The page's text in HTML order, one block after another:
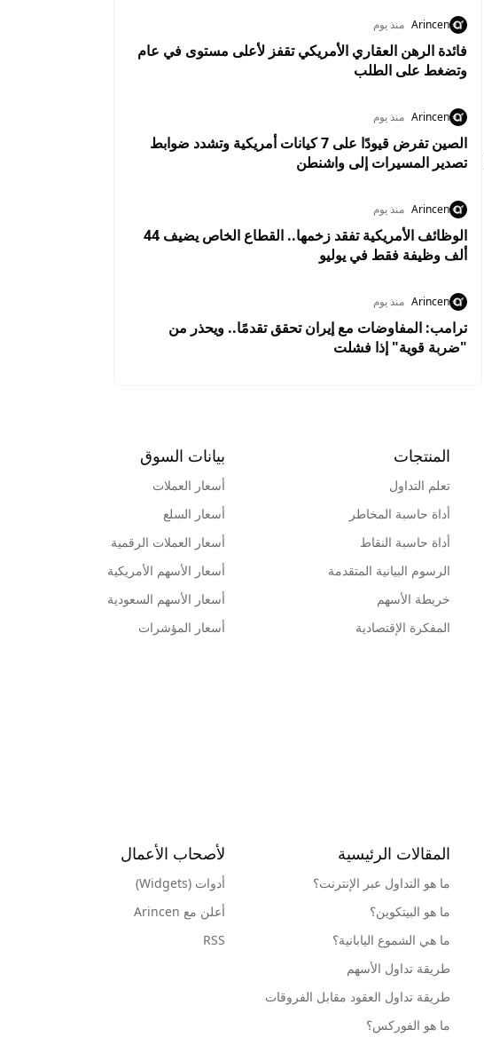
Arincen منذ يوم
فائدة الرهن العقاري الأمريكي تقفز لأعلى مستوى في عام
وتضغط على الطلب
Arincen منذ يوم
الصين تفرض قيودًا على 7 كيانات أمريكية وتشدد ضوابط
تصدير المسيرات إلى واشنطن
Arincen منذ يوم
الوظائف الأمريكية تفقد زخمها.. القطاع الخاص يضيف 44
ألف وظيفة فقط في يوليو
Arincen منذ يوم
ترامب: المفاوضات مع إيران تحقق تقدمًا.. ويحذر من
"ضربة قوية" إذا فشلت
المنتجات
تعلم التداول
أداة حاسبة المخاطر
أداة حاسبة النقاط
الرسوم البيانية المتقدمة
خريطة الأسهم
المفكرة الإقتصادية
بيانات السوق
أسعار العملات
أسعار السلع
أسعار العملات الرقمية
أسعار الأسهم الأمريكية
أسعار الأسهم السعودية
أسعار المؤشرات
المقالات الرئيسية
ما هو التداول عبر الإنترنت؟
ما هو البيتكوين؟
ما هي الشموع اليابانية؟
طريقة تداول الأسهم
طريقة تداول العقود مقابل الفروقات
ما هو الفوركس؟
لأصحاب الأعمال
أدوات (Widgets)
أعلن مع Arincen
RSS